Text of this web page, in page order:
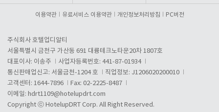
이용약관 유료서비스 이용약관 개인정보처리방침 PC버전
주식회사 호텔업디알티
서울특별시 금천구 가산동 691 대륭테크노타운20차 1807호
대표이사: 이송주
사업자등록번호: 441-87-01934
통신판매업신고: 서울금천-1204 호
직업정보: J1206020200010
고객센터: 1644-7896
Fax: 02-2225-8487
이메일: hdrt1109@hotelupdrt.com
Copyright ⓒ HotelupDRT Corp. All Right Reserved.